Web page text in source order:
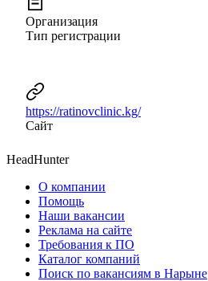
Организация
Тип регистрации
https://ratinovclinic.kg/
Сайт
HeadHunter
О компании
Помощь
Наши вакансии
Реклама на сайте
Требования к ПО
Каталог компаний
Поиск по вакансиям в Нарыне